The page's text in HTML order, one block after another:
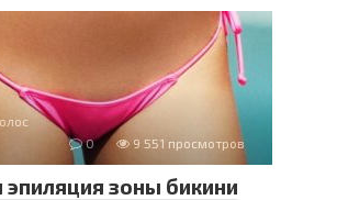
0
9 551 просмотров
эпиляция зоны бикини